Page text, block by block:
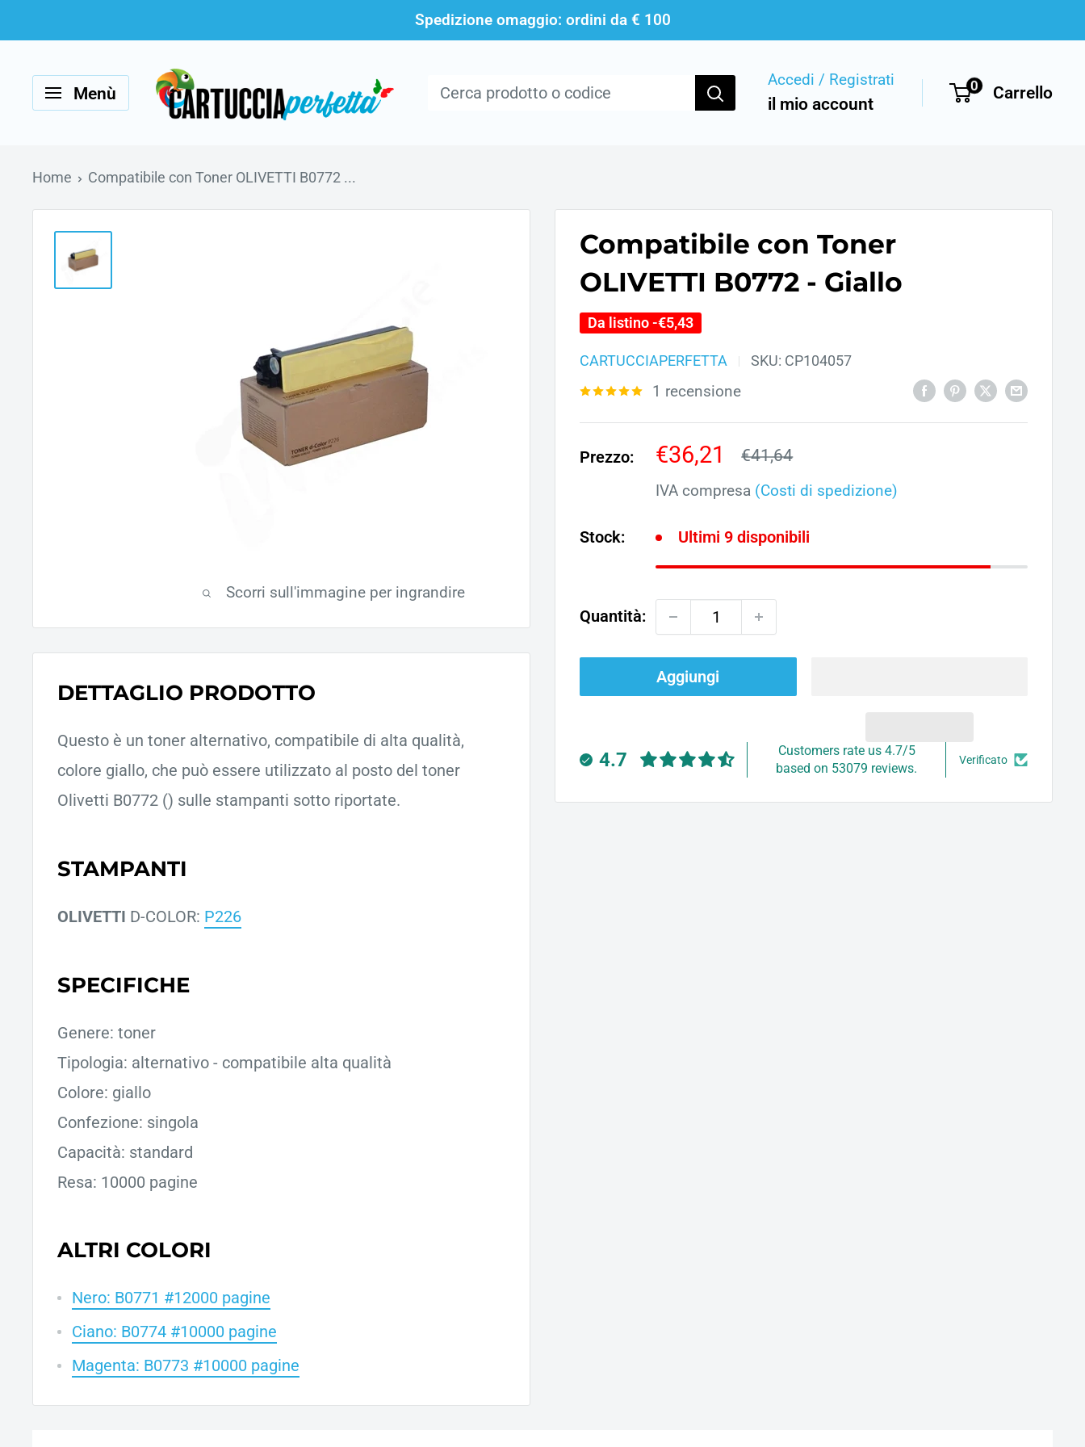
al
contenuto
Spedizione omaggio: ordini da € 100
Menù
Cartucciaperfetta Accedi / Registrati
il mio account
0 Carrello
Home Compatibile con Toner OLIVETTI B0772 ...
Scorri sull'immagine per ingrandire
Compatibile con Toner
OLIVETTI B0772 - Giallo
Da listino -€5,43
CARTUCCIAPERFETTA SKU: CP104057
1 recensione
Prezzo:
Prezzo
scontato
€36,21 Prezzo
€41,64
IVA compresa (Costi di spedizione)
Stock: Ultimi 9 disponibili
Quantità:
Aggiungi
4.7
Customers rate us 4.7/5
based on 53079 reviews.
Verificato
DETTAGLIO PRODOTTO
Questo è un toner alternativo, compatibile di alta qualità,
colore giallo, che può essere utilizzato al posto del toner
Olivetti B0772 () sulle stampanti sotto riportate.
STAMPANTI
OLIVETTI D-COLOR: P226
SPECIFICHE
Genere: toner
Tipologia: alternativo - compatibile alta qualità
Colore: giallo
Confezione: singola
Capacità: standard
Resa: 10000 pagine
ALTRI COLORI
Nero: B0771 #12000 pagine
Ciano: B0774 #10000 pagine
Magenta: B0773 #10000 pagine